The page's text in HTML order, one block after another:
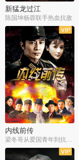
新猛龙过江
陈国坤杨蓉联手热血抗敌
全30集
内线前传
全38集